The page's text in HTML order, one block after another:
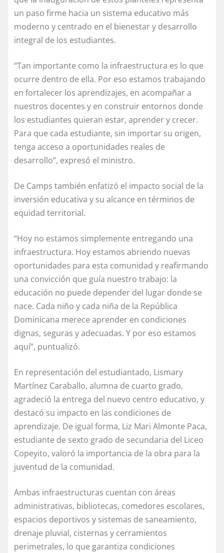
un paso firme hacia un sistema educativo más
moderno y centrado en el bienestar y desarrollo
integral de los estudiantes.
“Tan importante como la infraestructura es lo que
ocurre dentro de ella. Por eso estamos trabajando
en fortalecer los aprendizajes, en acompañar a
nuestros docentes y en construir entornos donde
los estudiantes quieran estar, aprender y crecer.
Para que cada estudiante, sin importar su origen,
tenga acceso a oportunidades reales de
desarrollo”, expresó el ministro.
De Camps también enfatizó el impacto social de la
inversión educativa y su alcance en términos de
equidad territorial.
“Hoy no estamos simplemente entregando una
infraestructura. Hoy estamos abriendo nuevas
oportunidades para esta comunidad y reafirmando
una convicción que guía nuestro trabajo: la
educación no puede depender del lugar donde se
nace. Cada niño y cada niña de la República
Dominicana merece aprender en condiciones
dignas, seguras y adecuadas. Y por eso estamos
aquí”, puntualizó.
En representación del estudiantado, Lismary
Martínez Caraballo, alumna de cuarto grado,
agradeció la entrega del nuevo centro educativo, y
destacó su impacto en las condiciones de
aprendizaje. De igual forma, Liz Mari Almonte Paca,
estudiante de sexto grado de secundaria del Liceo
Copeyito, valoró la importancia de la obra para la
juventud de la comunidad.
Ambas infraestructuras cuentan con áreas
administrativas, bibliotecas, comedores escolares,
espacios deportivos y sistemas de saneamiento,
drenaje pluvial, cisternas y cerramientos
perimetrales, lo que garantiza condiciones